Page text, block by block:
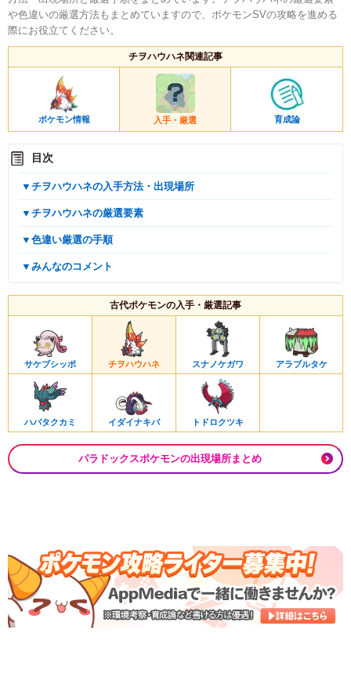
や色違いの厳選方法もまとめていますので、ポケモンSVの攻略を進める
際にお役立てください。
チヲハウハネ関連記事
ポケモン情報 入手・厳選 育成論
目次
▼チヲハウハネの入手方法・出現場所
▼チヲハウハネの厳選要素
▼色違い厳選の手順
▼みんなのコメント
古代ポケモンの入手・厳選記事
サケブシッポ チヲハウハネ スナノケガワ アラブルタケ
ハバタクカミ イダイナキバ トドロクツキ
パラドックスポケモンの出現場所まとめ